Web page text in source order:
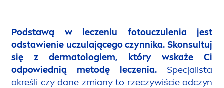
Podstawą w leczeniu fotouczulenia jest
odstawienie uczulającego czynnika. Skonsultuj
się z dermatologiem, który wskaże Ci
odpowiednią metodę leczenia. Specjalista
określi czy dane zmiany to rzeczywiście odczyn